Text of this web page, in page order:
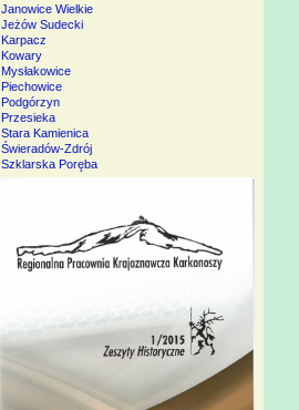
Janowice Wielkie
Jeżów Sudecki
Karpacz
Kowary
Mysłakowice
Piechowice
Podgórzyn
Przesieka
Stara Kamienica
Świeradów-Zdrój
Szklarska Poręba